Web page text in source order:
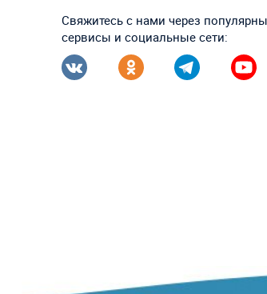
Свяжитесь с нами через
сервисы и социальные сети: